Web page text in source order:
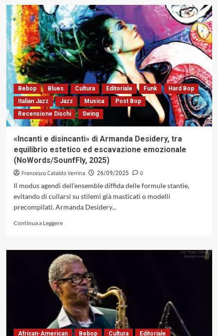
su
Francesco
Cataldo
Verrina
racconta
del
suo
nuovo
libro:
«Charlie
Parker.
Il
Musicista
Perfetto»
Bebop Blues Cultura Editoriale Funk
Hard Bop
Italian Jazz
Jazz Musica
Post Bop
Recensione Dischi
Swing
«Incanti e disincanti» di Armanda Desidery, tra
equilibrio estetico ed escavazione emozionale
(NoWords/SounfFly, 2025)
Francesco Cataldo Verrina 26/09/2025
0
Il modus agendi dell'ensemble diffida delle formule stantie,
evitando di cullarsi su stilemi già masticati o modelli
precompilati. Armanda Desidery...
Continua a LeggereLeggi
su
«Incanti
e
disincanti»
di
Armanda
Desidery,
tra
equilibrio
estetico
African-American Bebop Cultura Editoriale